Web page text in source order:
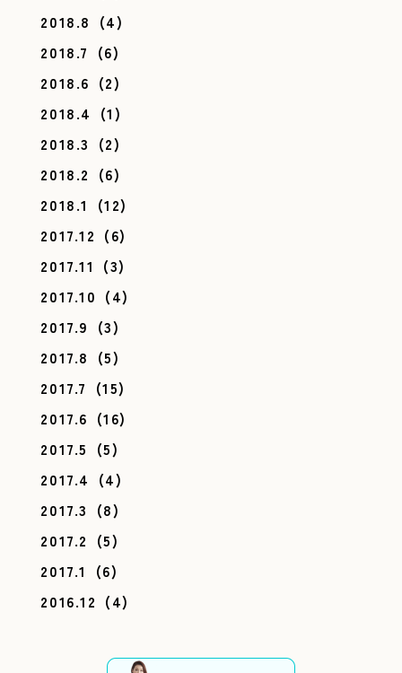
2018.8 (4)
2018.7 (6)
2018.6 (2)
2018.4 (1)
2018.3 (2)
2018.2 (6)
2018.1
(12)
2017.12 (6)
2017.11 (3)
2017.10 (4)
2017.9 (3)
2017.8 (5)
2017.7 (15)
2017.6 (16)
2017.5 (5)
2017.4 (4)
2017.3 (8)
2017.2 (5)
2017.1
(6)
2016.12 (4)